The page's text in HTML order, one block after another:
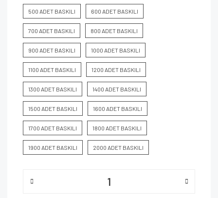
500 ADET BASKILI 600 ADET BASKILI
700 ADET BASKILI 800 ADET BASKILI
900 ADET BASKILI 1000 ADET BASKILI
1100 ADET BASKILI 1200 ADET BASKILI
1300 ADET BASKILI 1400 ADET BASKILI
1500 ADET BASKILI 1600 ADET BASKILI
1700 ADET BASKILI 1800 ADET BASKILI
1900 ADET BASKILI 2000 ADET BASKILI